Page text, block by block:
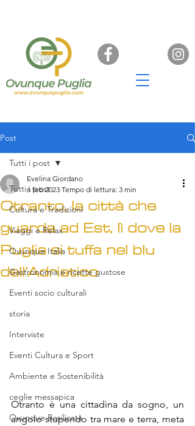
Post
Tutti i post
Cultura e Tradizioni
Viaggi e Relax
Ovunque Italia
Gastronomia e ricette gustose
Eventi socio culturali
storia
Interviste
Eventi Cultura e Sport
Ambiente e Sostenibilità
ceglie messapica
Ovunque Basilicata
Tutti i post
Otranto, la città che
guarda ad Est, lì dove la
Puglia si tuffa nel blu
dell’Adriatico
Evelina Giordano
6 feb 2023 Tempo di lettura: 3 min
Otranto è una cittadina da sogno, un
angolo stupendo tra mare e terra, meta